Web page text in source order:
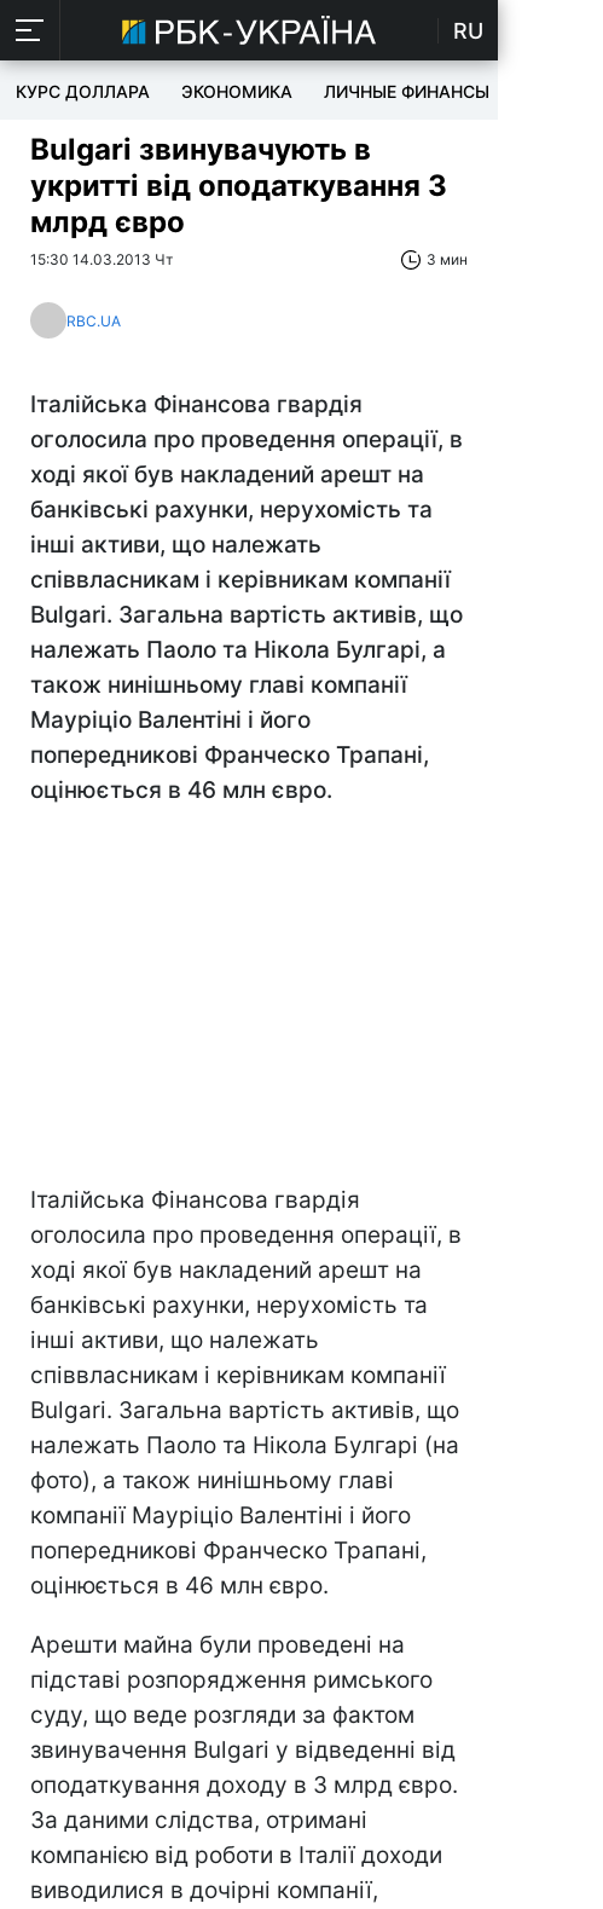
RU
КУРС ДОЛЛАРА ЭКОНОМИКА ЛИЧНЫЕ ФИНАНСЫ
Bulgari звинувачують в
укритті від оподаткування 3
млрд євро
15:30 14.03.2013 Чт 3 мин
RBC.UA
Італійська Фінансова гвардія
оголосила про проведення операції, в
ході якої був накладений арешт на
банківські рахунки, нерухомість та
інші активи, що належать
співвласникам і керівникам компанії
Bulgari. Загальна вартість активів, що
належать Паоло та Нікола Булгарі, а
також нинішньому главі компанії
Мауріціо Валентіні і його
попередникові Франческо Трапані,
оцінюється в 46 млн євро.
Італійська Фінансова гвардія
оголосила про проведення операції, в
ході якої був накладений арешт на
банківські рахунки, нерухомість та
інші активи, що належать
співвласникам і керівникам компанії
Bulgari. Загальна вартість активів, що
належать Паоло та Нікола Булгарі (на
фото), а також нинішньому главі
компанії Мауріціо Валентіні і його
попередникові Франческо Трапані,
оцінюється в 46 млн євро.
Арешти майна були проведені на
підставі розпорядження римського
суду, що веде розгляди за фактом
звинувачення Bulgari у відведенні від
оподаткування доходу в 3 млрд євро.
За даними слідства, отримані
компанією від роботи в Італії доходи
виводилися в дочірні компанії,